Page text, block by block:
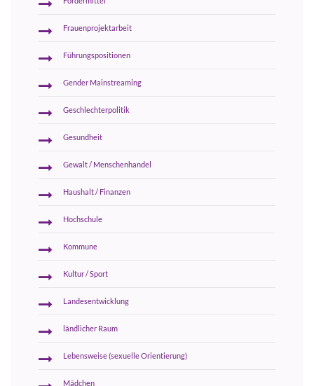
Frauenprojektarbeit
Führungspositionen
Gender Mainstreaming
Geschlechterpolitik
Gesundheit
Gewalt / Menschenhandel
Haushalt / Finanzen
Hochschule
Kommune
Kultur / Sport
Landesentwicklung
ländlicher Raum
Lebensweise (sexuelle Orientierung)
Mädchen